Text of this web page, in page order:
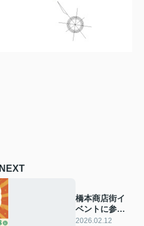
NEXT
橋本商店街イ
ベントに参加
してます！
2026.02.12